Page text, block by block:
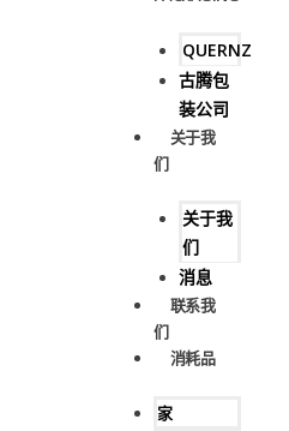
QUERNZ
古腾包
装公司
关于我
们
关于我
们
消息
联系我
们
消耗品
家